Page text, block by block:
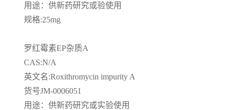
荣
用途：供新药研究或验使用
规格:25mg
罗红霉素EP杂质A
CAS:N/A
英文名:Roxithromycin impurity A
货号JM-0006051
用途：供新药研究或实验使用